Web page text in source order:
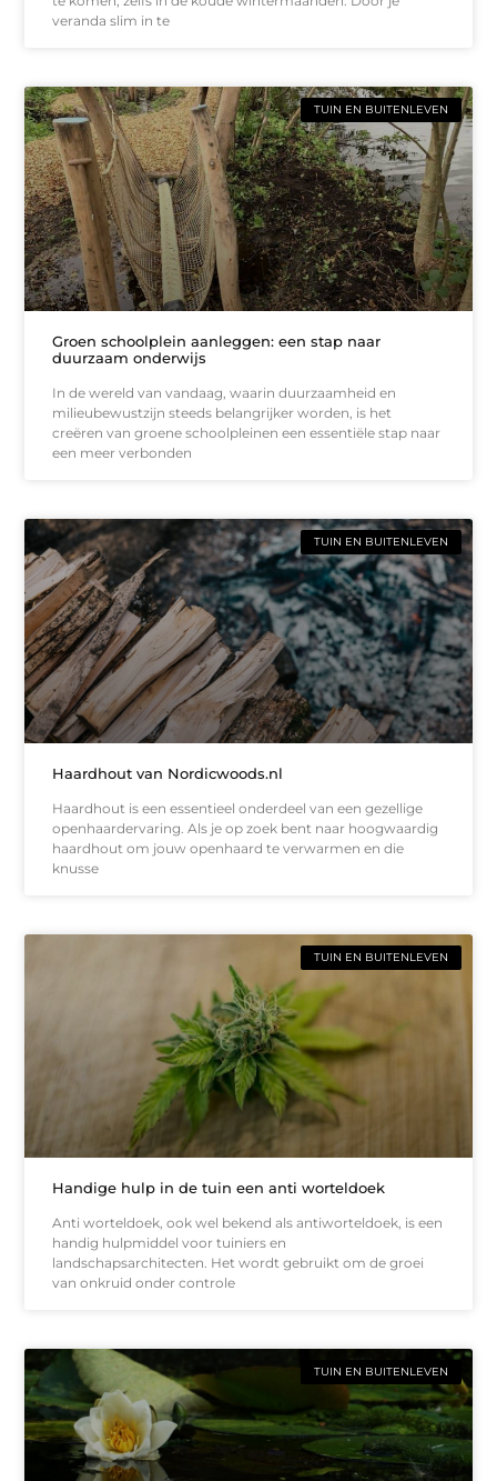
veranda slim in te
TUIN EN BUITENLEVEN
Groen schoolplein aanleggen: een stap naar
duurzaam onderwijs
In de wereld van vandaag, waarin duurzaamheid en
milieubewustzijn steeds belangrijker worden, is het
creëren van groene schoolpleinen een essentiële stap naar
een meer verbonden
TUIN EN BUITENLEVEN
Haardhout van Nordicwoods.nl
Haardhout is een essentieel onderdeel van een gezellige
openhaardervaring. Als je op zoek bent naar hoogwaardig
haardhout om jouw openhaard te verwarmen en die
knusse
TUIN EN BUITENLEVEN
Handige hulp in de tuin een anti worteldoek
Anti worteldoek, ook wel bekend als antiworteldoek, is een
handig hulpmiddel voor tuiniers en
landschapsarchitecten. Het wordt gebruikt om de groei
van onkruid onder controle
TUIN EN BUITENLEVEN